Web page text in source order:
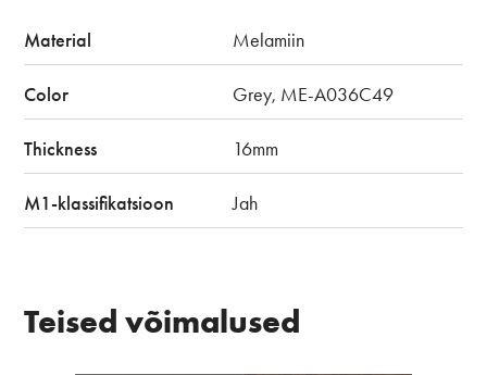
Material Melamiin
Color Grey, ME-A036C49
Thickness 16mm
M1-klassifikatsioon Jah
Teised võimalused